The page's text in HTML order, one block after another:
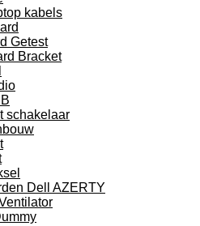
kabels
Getest
Bracket
schakelaar
Dell AZERTY